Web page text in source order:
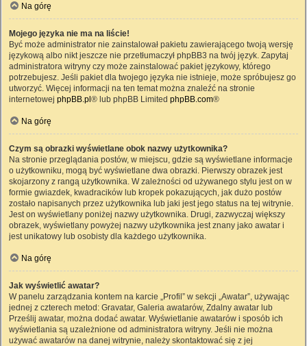
Na górę
Mojego języka nie ma na liście!
Być może administrator nie zainstalował pakietu zawierającego twoją wersję
językową albo nikt jeszcze nie przetłumaczył phpBB3 na twój język. Zapytaj
administratora witryny czy może zainstalować pakiet językowy, którego
potrzebujesz. Jeśli pakiet dla twojego języka nie istnieje, może spróbujesz go
utworzyć. Więcej informacji na ten temat można znaleźć na stronie
internetowej phpBB.pl ® lub phpBB Limited phpBB.com®
Na górę
Czym są obrazki wyświetlane obok nazwy użytkownika?
Na stronie przeglądania postów, w miejscu, gdzie są wyświetlane informacje
o użytkowniku, mogą być wyświetlane dwa obrazki. Pierwszy obrazek jest
skojarzony z rangą użytkownika. W zależności od używanego stylu jest on w
formie gwiazdek, kwadracików lub kropek pokazujących, jak dużo postów
zostało napisanych przez użytkownika lub jaki jest jego status na tej witrynie.
Jest on wyświetlany poniżej nazwy użytkownika. Drugi, zazwyczaj większy
obrazek, wyświetlany powyżej nazwy użytkownika jest znany jako awatar i
jest unikatowy lub osobisty dla każdego użytkownika.
Na górę
Jak wyświetlić awatar?
W panelu zarządzania kontem na karcie „Profil” w sekcji „Awatar”, używając
jednej z czterech metod: Gravatar, Galeria awatarów, Zdalny awatar lub
Prześlij awatar, można dodać awatar. Wyświetlanie awatarów i sposób ich
wyświetlania są uzależnione od administratora witryny. Jeśli nie można
używać awatarów na danej witrynie, należy skontaktować się z jej